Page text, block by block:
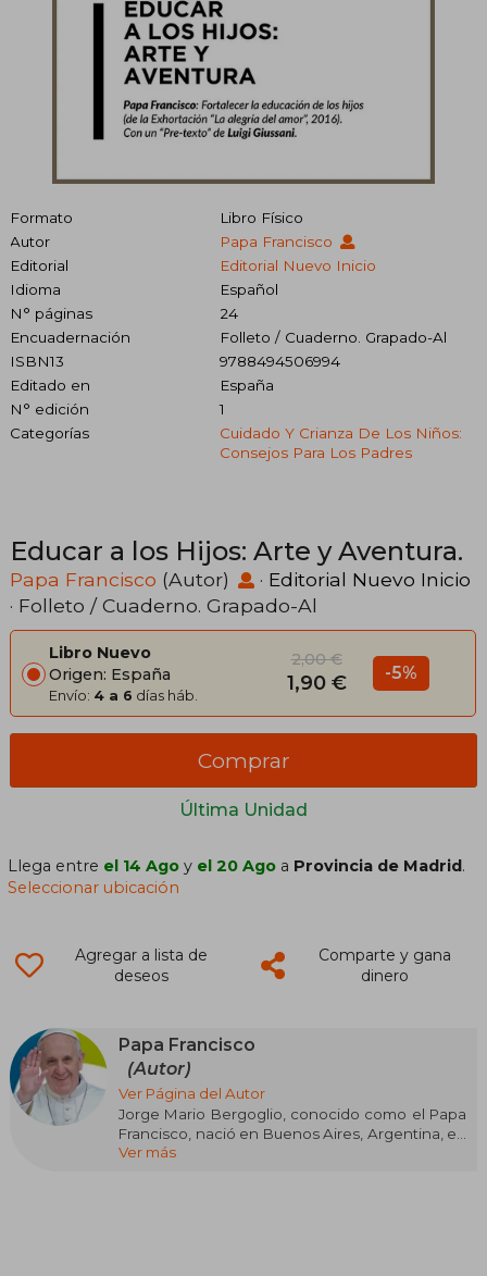
Formato
Libro Físico
Autor
Papa Francisco
Editorial
Editorial Nuevo Inicio
Idioma
Español
N° páginas
24
Encuadernación
Folleto / Cuaderno. Grapado-Al
ISBN13
9788494506994
Editado en
España
N° edición
1
Categorías
Cuidado Y Crianza De Los Niños:
Consejos Para Los Padres
Educar a los Hijos: Arte y Aventura.
Papa Francisco (Autor) · Editorial Nuevo Inicio
· Folleto / Cuaderno. Grapado-Al
Libro Nuevo
Origen: España
Envío: 4 a 6 días háb.
2,00 €
1,90 € -5%
Última Unidad
Comprar
Llega entre el 14 Ago y el 20 Ago a Provincia de Madrid.
Seleccionar ubicación
Agregar a lista de
deseos
Comparte y gana
dinero
Papa Francisco
(Autor)
Ver Página del Autor
Jorge Mario Bergoglio, conocido como el Papa
Francisco, nació en Buenos Aires, Argentina, en
1936. Como líder de la Iglesia Católica, es
Ver más